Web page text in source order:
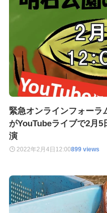
緊急オンラインフォーラ
がYouTubeライブで2月5
演
2022年2月4日 12:00899 views